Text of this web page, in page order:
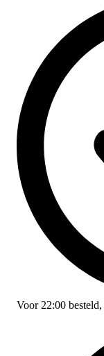
Voor 22:00 besteld,